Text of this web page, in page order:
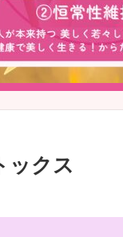
ックス